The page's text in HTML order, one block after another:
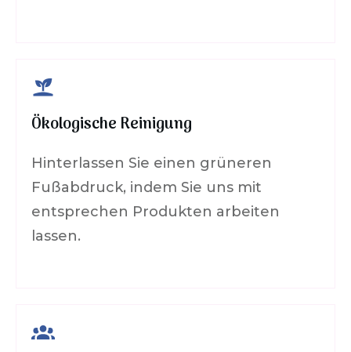
Ökologische Reinigung
Hinterlassen Sie einen grüneren
Fußabdruck, indem Sie uns mit
entsprechen Produkten arbeiten
lassen.